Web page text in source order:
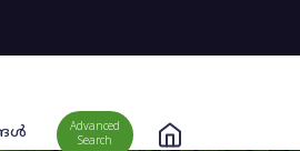
Advanced
Search